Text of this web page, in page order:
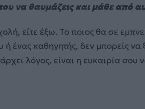
να θαυμάζεις και μάθε από
είτε έξω. Το ποιος θα σε
ή ένας καθηγητής, δεν μπορείς
λόγος, είναι η ευκαιρία